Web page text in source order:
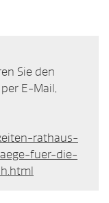
Sie den
E-Mail,
rathaus-
fuer-die-